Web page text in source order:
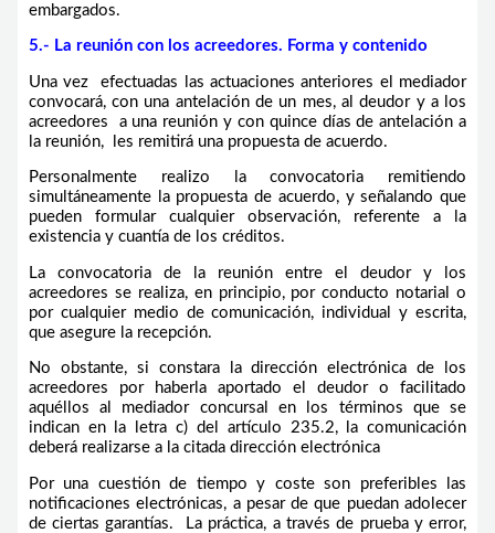
embargados.
5.- La reunión con los acreedores. Forma y contenido
Una vez efectuadas las actuaciones anteriores el mediador
convocará, con una antelación de un mes, al deudor y a los
acreedores a una reunión y con quince días de antelación a
la reunión, les remitirá una propuesta de acuerdo.
Personalmente realizo la convocatoria remitiendo
simultáneamente la propuesta de acuerdo, y señalando que
pueden formular cualquier observación, referente a la
existencia y cuantía de los créditos.
La convocatoria de la reunión entre el deudor y los
acreedores se realiza, en principio, por conducto notarial o
por cualquier medio de comunicación, individual y escrita,
que asegure la recepción.
No obstante, si constara la dirección electrónica de los
acreedores por haberla aportado el deudor o facilitado
aquéllos al mediador concursal en los términos que se
indican en la letra c) del artículo 235.2, la comunicación
deberá realizarse a la citada dirección electrónica
Por una cuestión de tiempo y coste son preferibles las
notificaciones electrónicas, a pesar de que puedan adolecer
de ciertas garantías. La práctica, a través de prueba y error,